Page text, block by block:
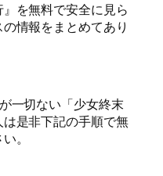
を無料で安全に見ら
情報をまとめてあり
一切ない「少女終末
是非下記の手順で無
。